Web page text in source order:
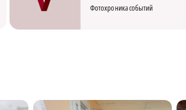
Фотохроника событий